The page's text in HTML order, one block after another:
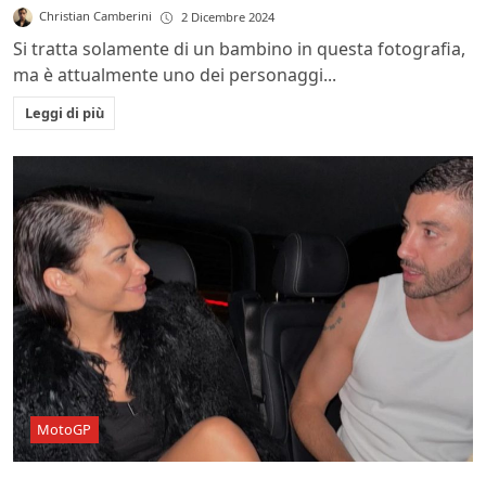
Christian Camberini 2 Dicembre 2024
Si tratta solamente di un bambino in questa fotografia,
ma è attualmente uno dei personaggi...
Leggi di più
MotoGP